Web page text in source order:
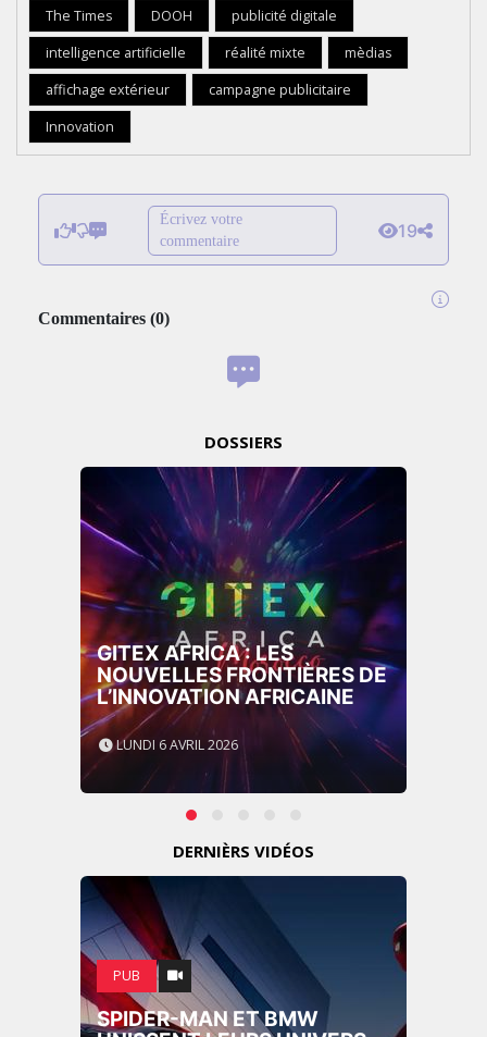
The Times DOOH
publicité digitale
intelligence artificielle
réalité mixte
mèdias
affichage extérieur
campagne publicitaire
Innovation
Écrivez votre
commentaire
19
Commentaires (0)
DOSSIERS
GITEX AFRICA : LES
NOUVELLES FRONTIÈRES DE
L’INNOVATION AFRICAINE
LUNDI 6 AVRIL 2026
DERNIÈRS VIDÉOS
PUB
SPIDER-MAN ET BMW